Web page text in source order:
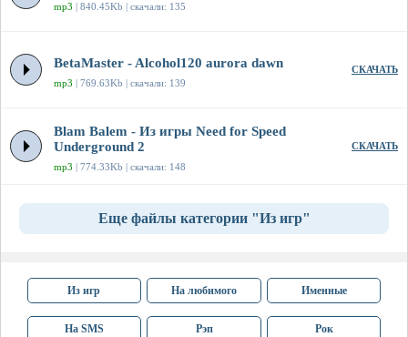
mp3 | 840.45Kb | скачали: 135
BetaMaster - Alcohol120 aurora dawn
mp3 | 769.63Kb | скачали: 139
СКАЧАТЬ
Blam Balem - Из игры Need for Speed
Underground 2
mp3 | 774.33Kb | скачали: 148
СКАЧАТЬ
Еще файлы категории "Из игр"
Из игр На любимого Именные
На SMS Рэп Рок